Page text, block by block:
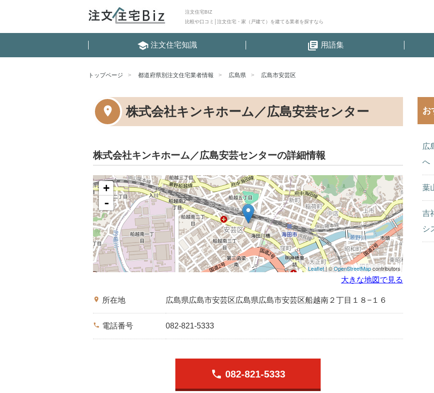
注文住宅BIZ
比較や口コミ│注文住宅・家（戸建て）を建てる業者を探すなら
school 注文住宅知識 library_books 用語集
トップページ 都道府県別注文住宅業者情報 広島県 広島市安芸区
株式会社キンキホーム／広島安芸センター
株式会社キンキホーム／広島安芸センターの詳細情報
+
-
Leaflet| ©OpenStreetMapcontributors
大きな地図で見る
place 所在地 広島県広島市安芸区広島県広島市安芸区船越南２丁目１８−１６
phone 電話番号 082-821-5333
phone 082-821-5333
お
広
へ
葉
吉
シ